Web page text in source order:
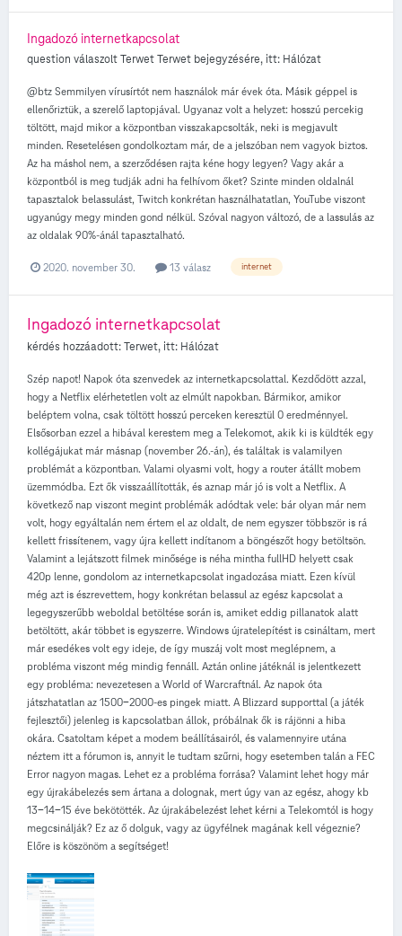
Ingadozó internetkapcsolat
question válaszoltTerwetTerwet bejegyzésére, itt: Hálózat
@btz Semmilyen vírusírtót nem használok már évek óta. Másik géppel is
ellenőriztük, a szerelő laptopjával. Ugyanaz volt a helyzet: hosszú percekig
töltött, majd mikor a központban visszakapcsolták, neki is megjavult
minden. Resetelésen gondolkoztam már, de a jelszóban nem vagyok biztos.
Az ha máshol nem, a szerződésen rajta kéne hogy legyen? Vagy akár a
központból is meg tudják adni ha felhívom őket? Szinte minden oldalnál
tapasztalok belassulást, Twitch konkrétan használhatatlan, YouTube viszont
ugyanúgy megy minden gond nélkül. Szóval nagyon változó, de a lassulás az
az oldalak 90%-ánál tapasztalható.
2020. november 30. 13 válasz internet
Ingadozó internetkapcsolat
kérdés hozzáadott:Terwet, itt: Hálózat
Szép napot! Napok óta szenvedek az internetkapcsolattal. Kezdődött azzal,
hogy a Netflix elérhetetlen volt az elmúlt napokban. Bármikor, amikor
beléptem volna, csak töltött hosszú perceken keresztül 0 eredménnyel.
Elsősorban ezzel a hibával kerestem meg a Telekomot, akik ki is küldték egy
kollégájukat már másnap (november 26.-án), és találtak is valamilyen
problémát a központban. Valami olyasmi volt, hogy a router átállt mobem
üzemmódba. Ezt ők visszaállították, és aznap már jó is volt a Netflix. A
következő nap viszont megint problémák adódtak vele: bár olyan már nem
volt, hogy egyáltalán nem értem el az oldalt, de nem egyszer többször is rá
kellett frissítenem, vagy újra kellett indítanom a böngészőt hogy betöltsön.
Valamint a lejátszott filmek minősége is néha mintha fullHD helyett csak
420p lenne, gondolom az internetkapcsolat ingadozása miatt. Ezen kívül
még azt is észrevettem, hogy konkrétan belassul az egész kapcsolat a
legegyszerűbb weboldal betöltése során is, amiket eddig pillanatok alatt
betöltött, akár többet is egyszerre. Windows újratelepítést is csináltam, mert
már esedékes volt egy ideje, de így muszáj volt most meglépnem, a
probléma viszont még mindig fennáll. Aztán online játéknál is jelentkezett
egy probléma: nevezetesen a World of Warcraftnál. Az napok óta
játszhatatlan az 1500-2000-es pingek miatt. A Blizzard supporttal (a játék
fejlesztői) jelenleg is kapcsolatban állok, próbálnak ők is rájönni a hiba
okára. Csatoltam képet a modem beállításairól, és valamennyire utána
néztem itt a fórumon is, annyit le tudtam szűrni, hogy esetemben talán a FEC
Error nagyon magas. Lehet ez a probléma forrása? Valamint lehet hogy már
egy újrakábelezés sem ártana a dolognak, mert úgy van az egész, ahogy kb
13-14-15 éve bekötötték. Az újrakábelezést lehet kérni a Telekomtól is hogy
megcsinálják? Ez az ő dolguk, vagy az ügyfélnek magának kell végeznie?
Előre is köszönöm a segítséget!